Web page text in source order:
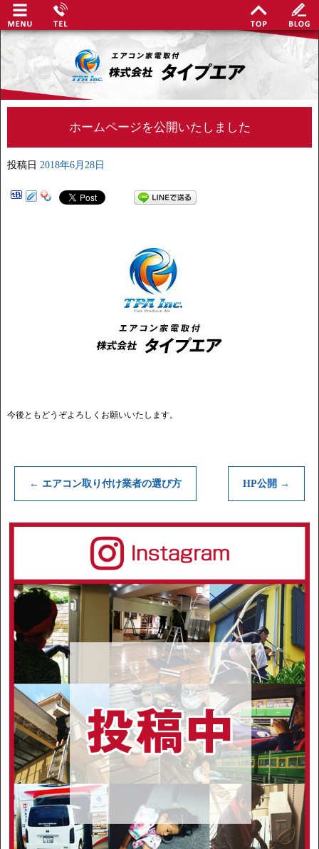
ホームページを公開いたしました
投稿日 2018年6月28日
今後ともどうぞよろしくお願いいたします。
← エアコン取り付け業者の選び方 HP公開 →